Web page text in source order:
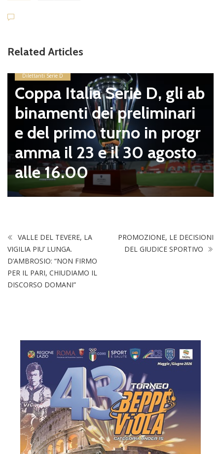
Related Articles
Dilettanti Serie D
Coppa Italia Serie D, gli ab
binamenti dei preliminari
e del primo turno in progr
amma il 23 e il 30 agosto
alle 16.00
VALLE DEL TEVERE, LA
VIGILIA PIU’ LUNGA.
D’AMBROSIO: “NON FIRMO
PER IL PARI, CHIUDIAMO IL
DISCORSO DOMANI”
PROMOZIONE, LE DECISIONI
DEL GIUDICE SPORTIVO